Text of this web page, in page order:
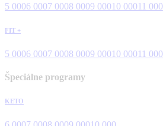
5 0006 0007 0008 0009 00010 00011 000
FIT +
5 0006 0007 0008 0009 00010 00011 000
Špeciálne programy
KETO